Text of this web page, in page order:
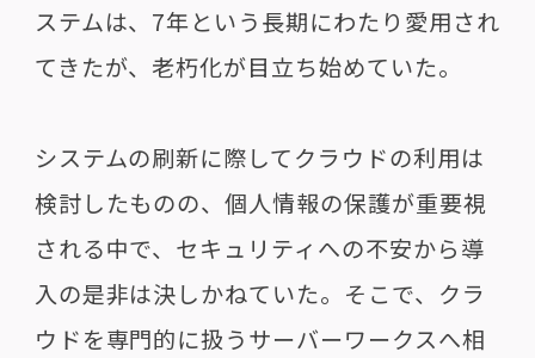
ステムは、7年という長期にわたり愛用され
てきたが、老朽化が目立ち始めていた。
システムの刷新に際してクラウドの利用は
検討したものの、個人情報の保護が重要視
される中で、セキュリティへの不安から導
入の是非は決しかねていた。そこで、クラ
ウドを専門的に扱うサーバーワークスへ相